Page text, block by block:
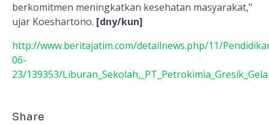
berkomitmen meningkatkan kesehatan masyarakat,"
ujar Koeshartono. [dny/kun]
http://www.beritajatim.com/detailnews.php/11/
06-
23/139353/
Share